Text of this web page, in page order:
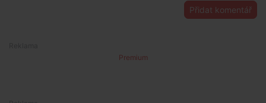
Přidat komentář
Premium